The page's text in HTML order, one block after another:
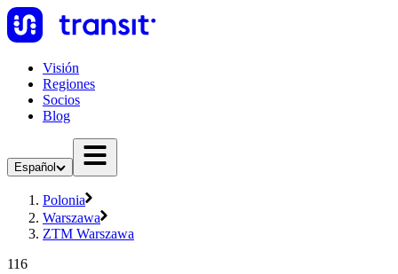
Visión
Regiones
Socios
Blog
Español
Polonia
Warszawa
ZTM Warszawa
116